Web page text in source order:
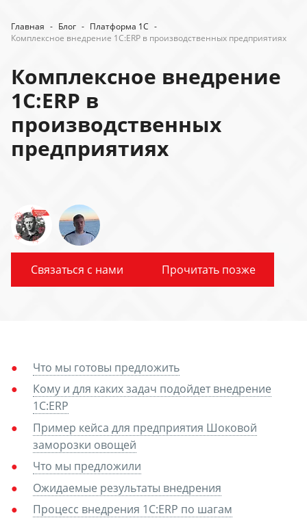
Главная - Блог - Платформа 1С -
Комплексное внедрение 1C:ERP в производственных предприятиях
Комплексное внедрение
1C:ERP в
производственных
предприятиях
Связаться с нами Прочитать позже
Что мы готовы предложить
Кому и для каких задач подойдет внедрение
1С:ERP
Пример кейса для предприятия Шоковой
заморозки овощей
Что мы предложили
Ожидаемые результаты внедрения
Процесс внедрения 1С:ERP по шагам